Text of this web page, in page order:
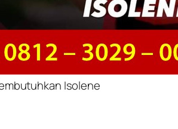
Isolene